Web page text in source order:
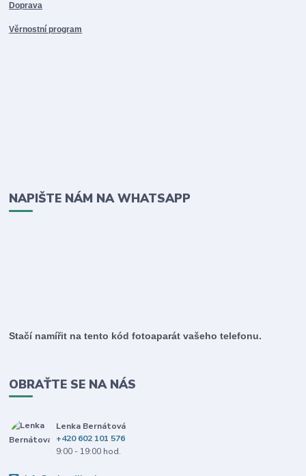
Doprava
Věrnostní program
NAPIŠTE NÁM NA WHATSAPP
Stačí namířit na tento kód fotoaparát vašeho telefonu.
OBRAŤTE SE NA NÁS
Lenka Bernátová
+420 602 101 576
9:00 - 19:00 hod.